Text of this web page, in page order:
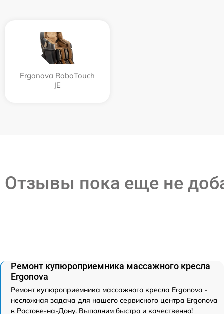
Ergonova RoboTouch
JE
Отзывы пока еще не
Ремонт купюроприемника массажного кресла
Ergonova
Ремонт купюроприемника массажного кресла Ergonova -
несложная задача для нашего сервисного центра Ergonova
в Ростове-на-Дону. Выполним быстро и качественно!